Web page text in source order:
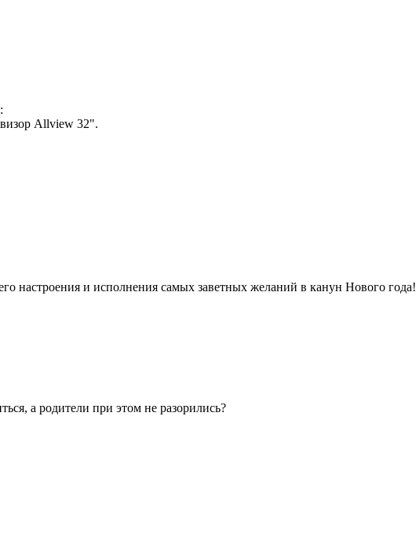
Allview 32".
настроения и исполнения самых заветных желаний в канун Нового года!
а родители при этом не разорились?